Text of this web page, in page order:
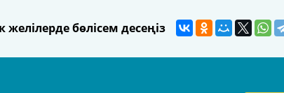
бөлісем десеңіз